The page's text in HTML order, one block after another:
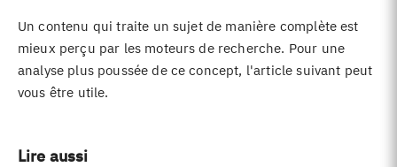
Un contenu qui traite un sujet de manière complète est
mieux perçu par les moteurs de recherche. Pour une
analyse plus poussée de ce concept, l'article suivant peut
vous être utile.
Lire aussi